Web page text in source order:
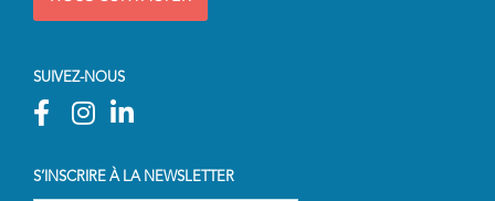
SUIVEZ-NOUS
S’INSCRIRE À LA NEWSLETTER